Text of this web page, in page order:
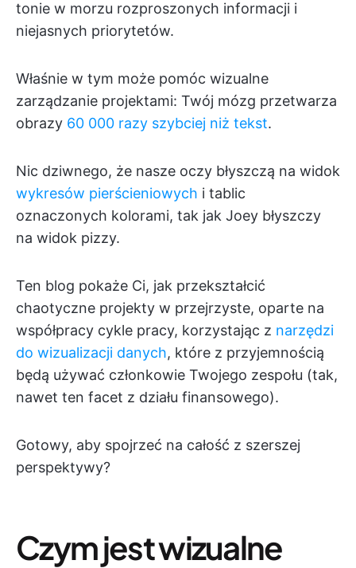
tonie w morzu rozproszonych informacji i
niejasnych priorytetów.
Właśnie w tym może pomóc wizualne
zarządzanie projektami: Twój mózg przetwarza
obrazy 60 000 razy szybciej niż tekst.
Nic dziwnego, że nasze oczy błyszczą na widok
wykresów pierścieniowych i tablic
oznaczonych kolorami, tak jak Joey błyszczy
na widok pizzy.
Ten blog pokaże Ci, jak przekształcić
chaotyczne projekty w przejrzyste, oparte na
współpracy cykle pracy, korzystając z narzędzi
do wizualizacji danych, które z przyjemnością
będą używać członkowie Twojego zespołu (tak,
nawet ten facet z działu finansowego).
Gotowy, aby spojrzeć na całość z szerszej
perspektywy?
Czym jest wizualne